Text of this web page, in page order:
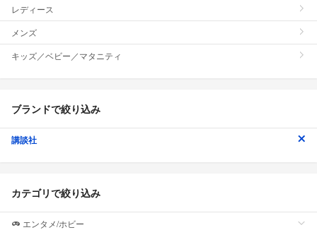
レディース
メンズ
キッズ／ベビー／マタニティ
ブランドで絞り込み
講談社
カテゴリで絞り込み
エンタメ/ホビー